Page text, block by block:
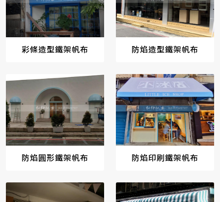
彩條造型鐵架帆布 防焰造型鐵架帆布
防焰圓形鐵架帆布 防焰印刷鐵架帆布